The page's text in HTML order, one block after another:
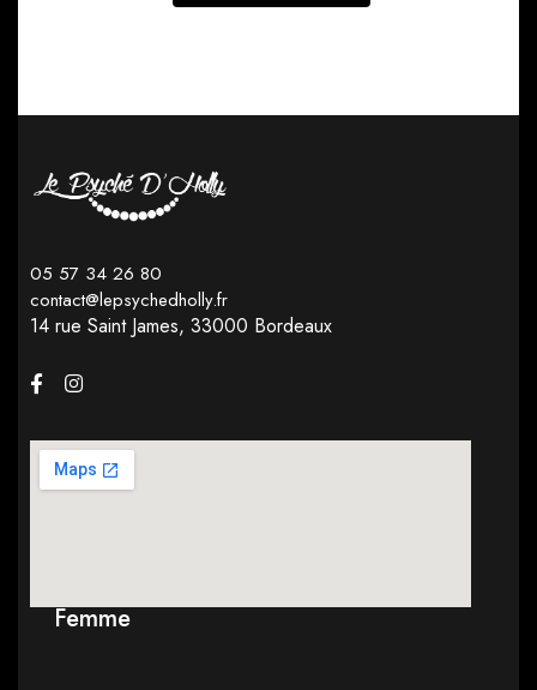
05 57 34 26 80
contact@lepsychedholly.fr
14 rue Saint James, 33000 Bordeaux
Femme